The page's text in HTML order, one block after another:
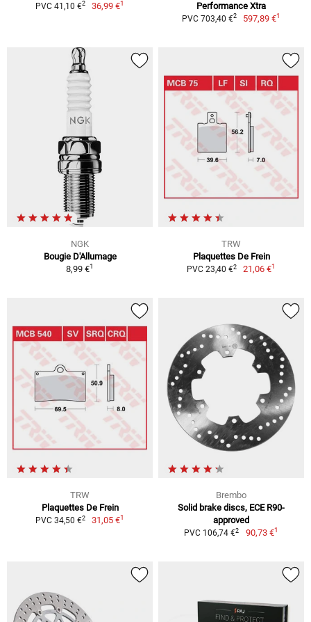
PVC 41,10 €2 36,99 €1 Performance Xtra
PVC 703,40 €2 597,89 €1
NGK
Bougie D'Allumage
8,99 €1
TRW
Plaquettes De Frein
PVC 23,40 €2 21,06 €1
TRW
Plaquettes De Frein
PVC 34,50 €2 31,05 €1
Brembo
Solid brake discs, ECE R90-
approved
PVC 106,74 €2 90,73 €1